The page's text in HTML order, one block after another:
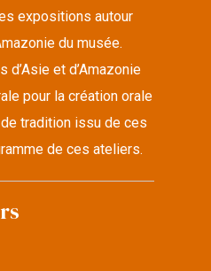
expositions autour
du musée.
d’Asie et d’Amazonie
pour la création orale
tradition issu de ces
de ces ateliers.